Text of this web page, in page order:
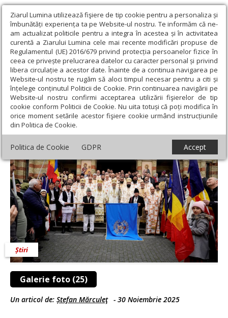
Ziarul Lumina utilizează fişiere de tip cookie pentru a personaliza și
îmbunătăți experiența ta pe Website-ul nostru. Te informăm că ne-
am actualizat politicile pentru a integra în acestea și în activitatea
curentă a Ziarului Lumina cele mai recente modificări propuse de
Regulamentul (UE) 2016/679 privind protecția persoanelor fizice în
ceea ce privește prelucrarea datelor cu caracter personal și privind
libera circulație a acestor date. Înainte de a continua navigarea pe
Website-ul nostru te rugăm să aloci timpul necesar pentru a citi și
înțelege conținutul Politicii de Cookie. Prin continuarea navigării pe
Website-ul nostru confirmi acceptarea utilizării fişierelor de tip
cookie conform Politicii de Cookie. Nu uita totuși că poți modifica în
orice moment setările acestor fişiere cookie urmând instrucțiunile
din Politica de Cookie.
Politica de Cookie GDPR Accept
Ziarul Lumina › Actualitate religioasă › Știri › Sărbătoarea
Sfântului Ierarh Andrei Şaguna, la Sibiu
Sărbătoarea Sfântului Ierarh Andrei
Şaguna, la Sibiu
Galerie foto (25)
Știri
Un articol de: Ștefan Mărculeţ - 30 Noiembrie 2025